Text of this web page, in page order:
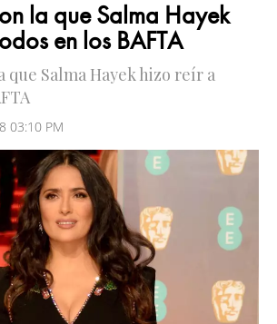
la que Salma Hayek
en los BAFTA
que Salma Hayek hizo reír a
03:10 PM